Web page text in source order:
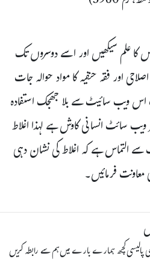
کا علم سیکھیں اور اسے دوسروں تک
اور فقہ حنفیہ کا مواد حوالہ جات
ویب سائیٹ سے بلا جھجک استفادہ
سائٹ انسانی کاوش ہے لہذا اغلاط
التماس ہے کہ اغلاط کی نشان دہی
فرمائیں۔
پالیسیکچھ ہمارے بارے میںہم سے رابطہ کریں